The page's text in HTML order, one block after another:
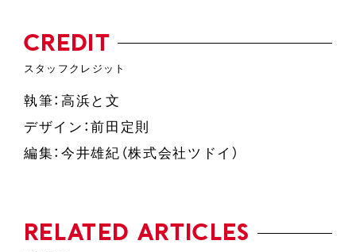
CREDIT
執筆：高浜と文
デザイン：前田定則
編集：今井雄紀（株式会社ツドイ）
RELATED ARTICLES